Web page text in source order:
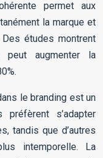
permet aux
la marque et
études montrent
peut augmenter la
le branding est un
s’adapter
tandis que d’autres
intemporelle. La